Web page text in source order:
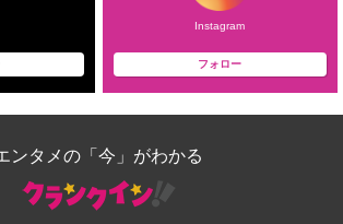
Instagram
フォロー
ンタメの「今」がわかる